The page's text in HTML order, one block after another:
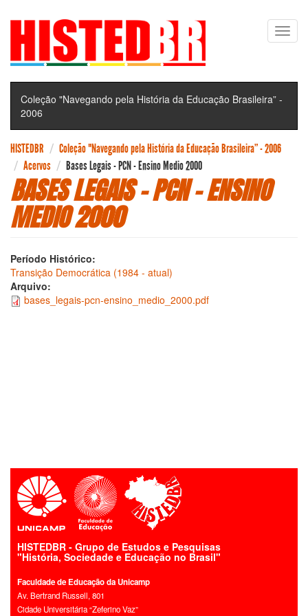
Pular
conteúdo
Coleção "Navegando pela História da Educação Brasileira” -
2006
HISTEDBR
Coleção "Navegando pela História da Educação Brasileira” - 2006
Acervos
Bases Legais - PCN - Ensino Medio 2000
BASES LEGAIS - PCN - ENSINO
MEDIO 2000
Período Histórico:
Transição Democrática (1984 - atual)
Arquivo:
bases_legais-pcn-ensino_medio_2000.pdf
HISTEDBR - Grupo de Estudos e Pesquisas
"História, Sociedade e Educação no Brasil"
Faculdade de Educação da Unicamp
Av. Bertrand Russell, 801
Cidade Universitária “Zeferino Vaz”